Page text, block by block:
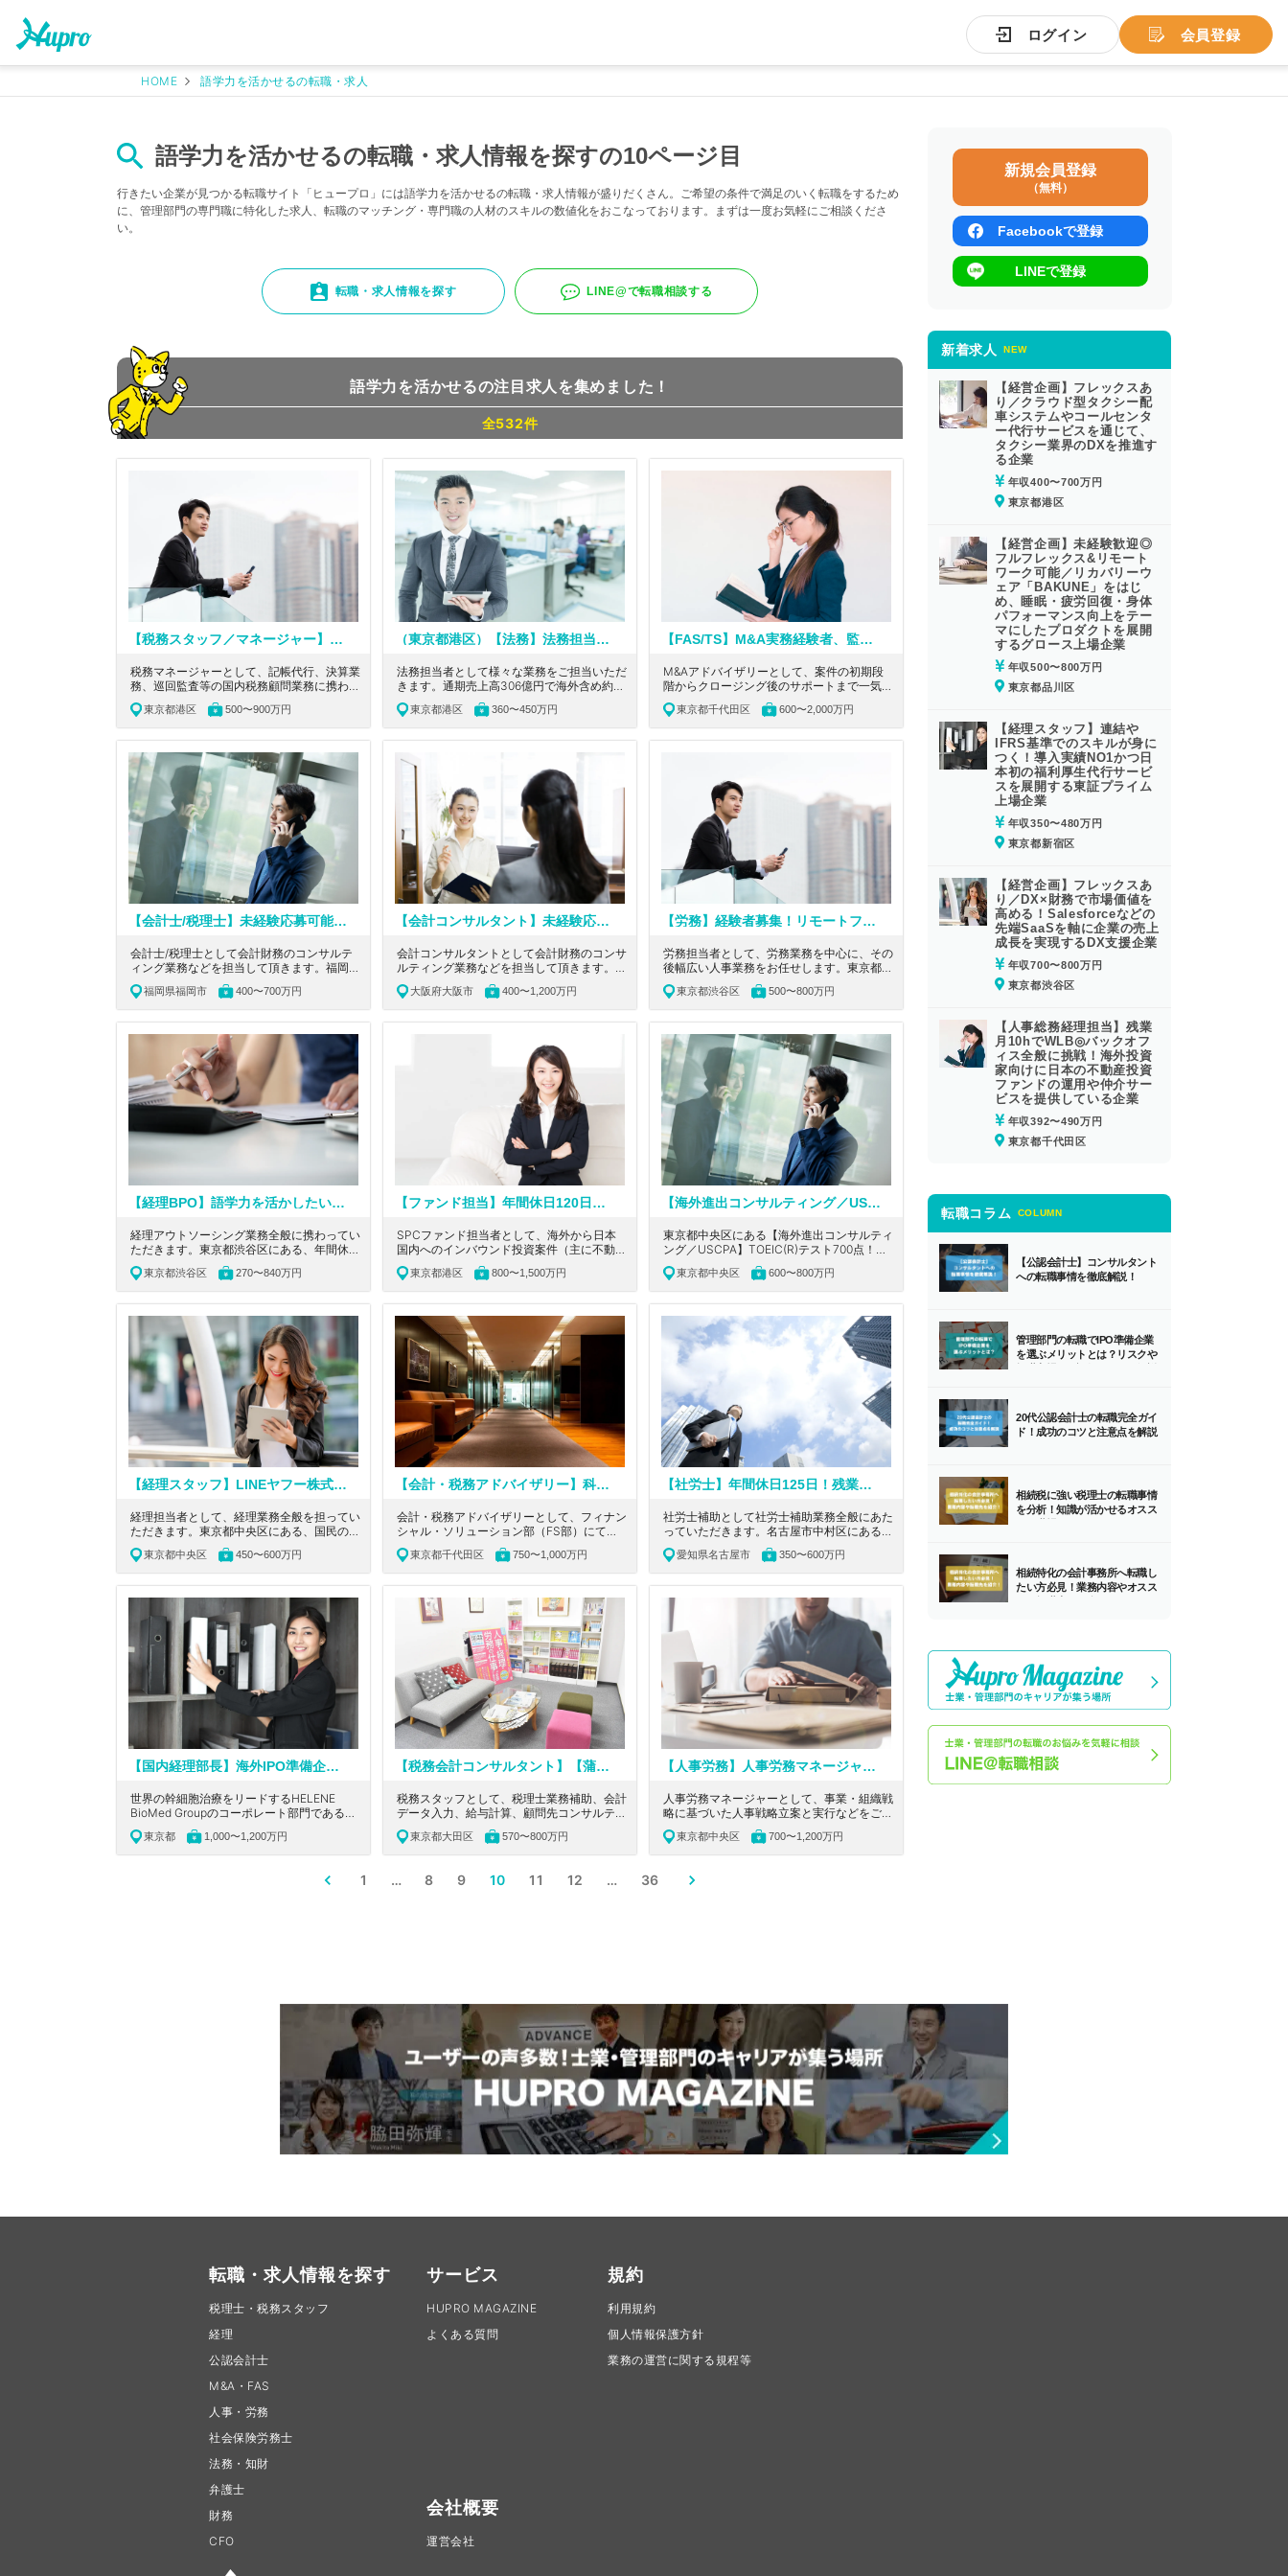
ログイン 会員登録
HOME 語学力を活かせるの転職・求人
語学力を活かせるの転職・求人情報を探すの10ページ目
行きたい企業が見つかる転職サイト「ヒュープロ」には語学力を活かせるの転職・求人情報が盛りだくさん。ご希望の条件で満足のいく転職をするため
に、管理部門の専門職に特化した求人、転職のマッチング・専門職の人材のスキルの数値化をおこなっております。まずは一度お気軽にご相談くださ
い。
転職・求人情報を探す LINE@で転職相談する
語学力を活かせるの注目求人を集めました！
全532件
【税務スタッフ／マネージャー】年間休日126日！繫忙期でも残業少なめ！企業の参謀として選ばれ、愛されるパートナーを目指している税理士法人
税務マネージャーとして、記帳代行、決算業
務、巡回監査等の国内税務顧問業務に携わっ
ていただきます。東京都港区にあるテレワー
ク・時差出勤など、一人一人の家庭環境に合
わせた特別配慮を個別に採用している税理士
法人の求人です。
東京都港区 500〜900万円
（東京都港区）【法務】法務担当者募集 / 幅広い経験が積める環境 / 通期売上高306億円で海外含め約40社の関連会社を持つ企業の法務チームスタッフ募集 / 広告Tech業界を牽引している成長中のグロース上場企業 /
法務担当者として様々な業務をご担当いただ
きます。通期売上高306億円で海外含め約
40社の関連会社を持つ、広告Tech業界を牽
引している成長中のグロース上場企業の法務
スタッフ求人です。
東京都港区 360〜450万円
【FAS/TS】M&A実務経験者、監査経験のある公認会計士もしくはUSCPA有資格者歓迎！国内外のネットワークで企業の経営課題を総合的に解決する大手会計系コンサルティングファーム
M&Aアドバイザリーとして、案件の初期段
階からクロージング後のサポートまで一気通
貫での提案業務をご担当いただきます。東京
都千代田区にある、国内外のネットワークで
企業の経営課題を総合的に解決する大手会計
系コンサルティングファームの求人です。
東京都千代田区 600〜2,000万円
【会計士/税理士】未経験応募可能！20~30代活躍中！給与水準◎いち早く成長できる自由な働き方が魅力の税理士法人
会計士/税理士として会計財務のコンサルテ
ィング業務などを担当して頂きます。福岡市
にある、未経験応募可能！経理経験のある人
活躍！20～30代が活躍する自由な働き方が
魅力の税理士法人の求人です。
福岡県福岡市 400〜700万円
【会計コンサルタント】未経験応募可能！20〜30代活躍中！給与水準◎いち早く成長できる自由な働き方が魅力のコンサルティング会社
会計コンサルタントとして会計財務のコンサ
ルティング業務などを担当して頂きます。大
阪市にある、未経験応募可能！経理経験のあ
る人活躍！20～30代が活躍する自由な働き
方が魅力のコンサルティング会社の求人で
す。
大阪府大阪市 400〜1,200万円
【労務】経験者募集！リモートフレックス完備！クラウドセキュリティサービス「HENNGE One」で業界トップシェアを誇るグロース上場企業
労務担当者として、労務業務を中心に、その
後幅広い人事業務をお任せします。東京都渋
谷区にある、リモートフレックス環境完備
の、クラウドセキュリティサービス
「HENNGE One」で業界トップシェアを誇
るグロース上場企業の求人です。
東京都渋谷区 500〜800万円
【経理BPO】語学力を活かしたい方必見！リモート・フレックス制ありでワークライフバランスを保ちつつ、専門性を身につけられる事業会社
経理アウトソーシング業務全般に携わってい
ただきます。東京都渋谷区にある、年間休日
120日以上！リモート・フレックス制ありで
ワークライフバランスを保ちつつ、語学力を
活かせる事業会社の求人です。
東京都渋谷区 270〜840万円
【ファンド担当】年間休日120日以上・在宅勤務・フレックス制度〇／9割以上が未経験から入社している／会計事務所を母体に高い専門性を活かし証券化を中心とした金融関連分野に特化している拡大中のファンド企業
SPCファンド担当者として、海外から日本
国内へのインバウンド投資案件（主に不動
産）におけるSPCの税務会計及び関連業務
をご担当頂きます。東京都港区にある、金融
関連分野に特化した業界トップグループの企
業の会計事務所の求人です。
東京都港区 800〜1,500万円
【海外進出コンサルティング／USCPA】TOEIC(R)テスト700点！在宅推奨、少数精鋭でハイクオリティーな国際業務を行うコンサルティングファーム
東京都中央区にある【海外進出コンサルティ
ング／USCPA】TOEIC(R)テスト700点！在
宅推奨、少数精鋭でハイクオリティーな国際
業務を行うコンサルティングファームの求人
です。
東京都中央区 600〜800万円
【経理スタッフ】LINEヤフー株式会社の子会社でありながら上場準備中！国民の4分の1が使用する商品比較サービスを展開し、人が意思決定に悩まず行動できる世界を目指しているベンチャー企業
経理担当者として、経理業務全般を担ってい
ただきます。東京都中央区にある、国民の4
分の1が使用する商品比較サービスを展開
し、人が意思決定に悩まず行動できる世界を
目指しているベンチャー企業の求人です。
東京都中央区 450〜600万円
【会計・税務アドバイザリー】科目合格必須／USCPA歓迎／在宅勤務可能/フレックス制有／証券化（SPC）を通じて、自身の専門性を高めることができる会計事務所（フィナンシャル・ソリューション部（FS部））
会計・税務アドバイザリーとして、フィナン
シャル・ソリューション部（FS部）にて、
会計・税務関連業務から案件組成・資金管理
業務といった幅広い業務に携わっていただき
ます。東京都千代田区にある、大手会計事務
所の求人です。
東京都千代田区 750〜1,000万円
【社労士】年間休日125日！残業少なめ！人に関する悩みを解決する社会保険労務士法人
社労士補助として社労士補助業務全般にあた
っていただきます。名古屋市中村区にある年
間休日127日！残業少なめ！人に関する悩み
を解決する社会保険労務士法人の求人情報で
す。
愛知県名古屋市 350〜600万円
【国内経理部長】海外IPO準備企業/最新技術・特許/知的財産を多数保有する幹細胞治療のリーディングカンパニー!
世界の幹細胞治療をリードするHELENE
BioMed Groupのコーポレート部門である弊
社にて、経理部長をお任せいたします。公認
会計士、USCPAを保有するCFOと連携し、
経理を支えていただくことを期待します。
東京都 1,000〜1,200万円
【税務会計コンサルタント】【蒲田】みなし残業なし！融資支援から国際税務までキャリアに合わせて専門性高められます！事務所経験者必見！リモートワークあり◎女性代表のもとで柔軟な働き方が可能な税理士法人
税務スタッフとして、税理士業務補助、会計
データ入力、給与計算、顧問先コンサルティ
ングなどの業務を担当していただきます。東
京都大田区にある、IT業種の企業様の会社設
立、顧問に強く、顧問先の9割が黒字、福利
東京都大田区 570〜800万円
【人事労務】人事労務マネージャー候補募集！在宅・フレックス制度あり！医薬品の研究開発～製造にかかわる文書を一元管理するためのクラウドツール事業を軸に展開するIPO準備企業
人事労務マネージャーとして、事業・組織戦
略に基づいた人事戦略立案と実行などをご担
当いただきます。東京都中央区のリモートワ
ーク可能！医薬品の研究開発～製造に関わる
文書を一元管理するクラウドツール事業を軸
東京都中央区 700〜1,200万円
1 … 8 9 10 11 12 … 36
新規会員登録
（無料）
Facebookで登録
LINEで登録
新着求人 NEW
【経営企画】フレックスあ
り／クラウド型タクシー配
車システムやコールセンタ
ー代行サービスを通じて、
タクシー業界のDXを推進す
る企業
年収400〜700万円
東京都港区
【経営企画】未経験歓迎◎
フルフレックス&リモート
ワーク可能／リカバリーウ
ェア「BAKUNE」をはじ
め、睡眠・疲労回復・身体
パフォーマンス向上をテー
マにしたプロダクトを展開
するグロース上場企業
年収500〜800万円
東京都品川区
【経理スタッフ】連結や
IFRS基準でのスキルが身に
つく！導入実績NO1かつ日
本初の福利厚生代行サービ
スを展開する東証プライム
上場企業
年収350〜480万円
東京都新宿区
【経営企画】フレックスあ
り／DX×財務で市場価値を
高める！Salesforceなどの
先端SaaSを軸に企業の売上
成長を実現するDX支援企業
年収700〜800万円
東京都渋谷区
【人事総務経理担当】残業
月10hでWLB◎バックオフ
ィス全般に挑戦！海外投資
家向けに日本の不動産投資
ファンドの運用や仲介サー
ビスを提供している企業
年収392〜490万円
東京都千代田区
転職コラム COLUMN
【公認会計士】コンサルタント
への転職事情を徹底解説！
管理部門の転職でIPO準備企業
を選ぶメリットとは？リスクや
20代公認会計士の転職完全ガイ
ド！成功のコツと注意点を解説
相続税に強い税理士の転職事情
を分析！知識が活かせるオスス
相続特化の会計事務所へ転職し
たい方必見！業務内容やオスス
転職・求人情報を探す
税理士・税務スタッフ
経理
公認会計士
M&A・FAS
人事・労務
社会保険労務士
法務・知財
弁護士
財務
CFO
サービス
HUPRO MAGAZINE
よくある質問
会社概要
運営会社
規約
利用規約
個人情報保護方針
業務の運営に関する規程等